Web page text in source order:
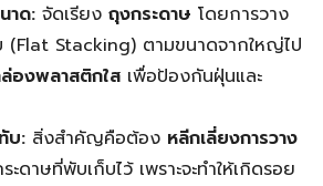
าด: จัดเรียง ถุงกระดาษ โดยการวาง
(Flat Stacking) ตามขนาดจากใหญ่ไป
องพลาสติกใส เพื่อป้องกันฝุ่นและ
บ: สิ่งสำคัญคือต้อง หลีกเลี่ยงการวาง
ะดาษที่พับเก็บไว้ เพราะจะทำให้เกิดรอย